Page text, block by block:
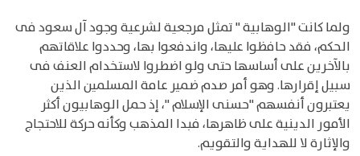
ولما كانت "الوهابية " تمثل مرجعية لشرعية وجود آل سعود فى
الحكم، فقد حافظوا عليها، واندفعوا بها، وحددوا علاقاتهم
بالآخرين على أساسها حتى ولو اضطروا لاستخدام العنف فى
سبيل إقرارها. وهو أمر صدم ضمير عامة المسلمين الذين
يعتبرون أنفسهم "حسنى الإسلام "، إذ حمل الوهابيون أكثر
الأمور الدينية على ظاهرها، فبدا المذهب وكأنه حركة للاحتجاج
والإثارة لا للهداية والتقويم.